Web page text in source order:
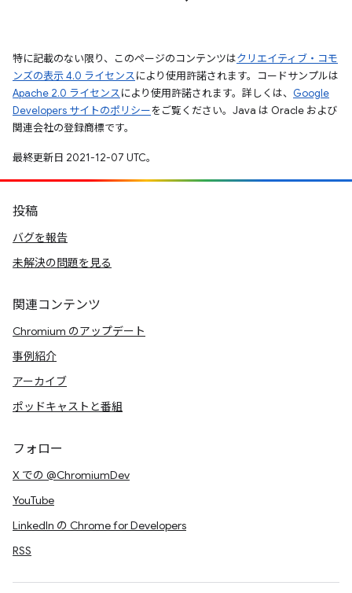
特に記載のない限り、このページのコンテンツはクリエイティブ・コモ
ンズの表示 4.0 ライセンスにより使用許諾されます。コードサンプルは
Apache 2.0 ライセンスにより使用許諾されます。詳しくは、 Google
Developers サイトのポリシーをご覧ください。Java は Oracle および
関連会社の登録商標です。
最終更新日 2021-12-07 UTC。
投稿
バグを報告
未解決の問題を見る
関連コンテンツ
Chromium のアップデート
事例紹介
アーカイブ
ポッドキャストと番組
フォロー
X での @ChromiumDev
YouTube
LinkedIn の Chrome for Developers
RSS